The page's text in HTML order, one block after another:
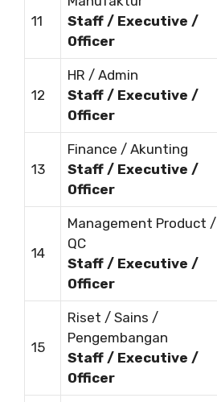
11
Staff / Executive /
Officer
12
HR / Admin
Staff / Executive /
Officer
13
Finance / Akunting
Staff / Executive /
Officer
14
Management Product /
QC
Staff / Executive /
Officer
15
Riset / Sains /
Pengembangan
Staff / Executive /
Officer